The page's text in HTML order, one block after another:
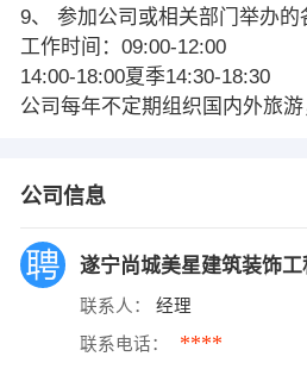
9、 参加公司或相关部门举办的
工作时间：09:00-12:00
14:00-18:00夏季14:30-18:30
公司每年不定期组织国内外旅
公司信息
遂宁尚城美星建筑装饰工
联系人： 经理
联系电话： ****